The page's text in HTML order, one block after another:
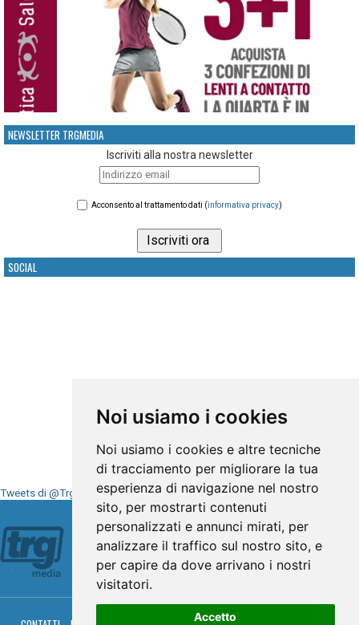
Noi usiamo i cookies
Noi usiamo i cookies e altre tecniche
di tracciamento per migliorare la tua
esperienza di navigazione nel nostro
sito, per mostrarti contenuti
personalizzati e annunci mirati, per
analizzare il traffico sul nostro sito, e
per capire da dove arrivano i nostri
visitatori.
Accetto
NEWSLETTER TRGMEDIA
Iscriviti alla nostra newsletter
Acconsento al trattamento dati (informativa privacy)
SOCIAL
Tweets di @TrgMedia
Seguici su